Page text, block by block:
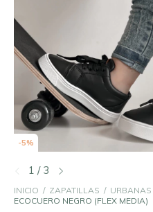
-5%
1 / 3
INICIO / ZAPATILLAS / URBANAS
ECOCUERO NEGRO (FLEX MEDIA)